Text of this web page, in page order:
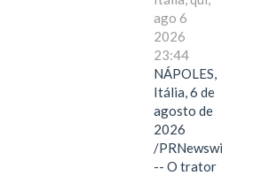
ago 6
2026
23:44
NÁPOLES,
Itália, 6 de
agosto de
2026
/PRNewswire/
-- O trator